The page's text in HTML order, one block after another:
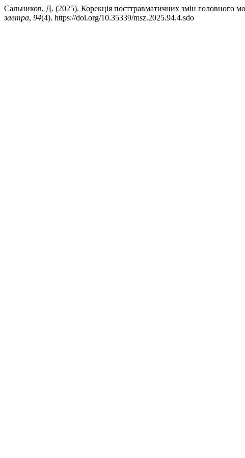
Сальников, Д. (2025). Корекція посттравматичних змін головного
завтра, 94(4). https://doi.org/10.35339/msz.2025.94.4.sdo